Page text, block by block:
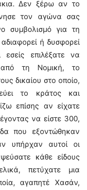
Δεν ξέρω αν το
τον αγώνα σας
συμβολισμό για τη
ή δυσφορεί
επιλέξατε να
από τη Νομική, το
δικαίου στο οποίο,
το κράτος και
επίσης αν είχατε
να είστε 300,
που εξοντώθηκαν
υπήρχαν αυτοί οι
κάθε είδους
πετύχατε μια
αγαπητέ Χασάν,